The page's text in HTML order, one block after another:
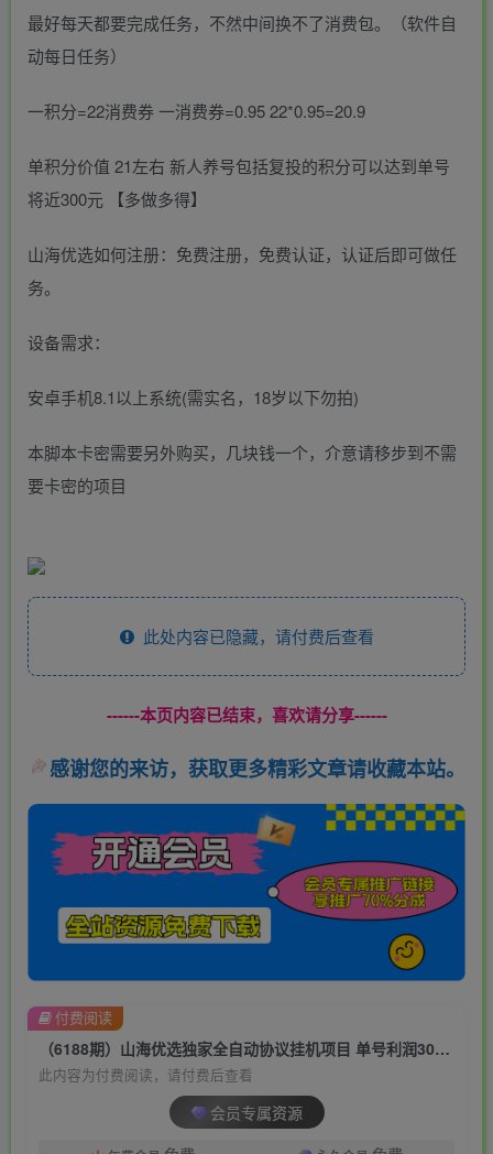
最好每天都要完成任务，不然中间换不了消费包。（软件自
动每日任务）
一积分=22消费券 一消费券=0.95 22*0.95=20.9
单积分价值 21左右 新人养号包括复投的积分可以达到单号
将近300元 【多做多得】
山海优选如何注册：免费注册，免费认证，认证后即可做任
务。
设备需求：
安卓手机8.1以上系统(需实名，18岁以下勿拍)
本脚本卡密需要另外购买，几块钱一个，介意请移步到不需
要卡密的项目
此处内容已隐藏，请付费后查看
------本页内容已结束，喜欢请分享------
感谢您的来访，获取更多精彩文章请收藏本站。
（6188期）山海优选独家全自动协议挂机项目 单号利润300+多号多撸无限做号
此内容为付费阅读，请付费后查看
会员专属资源
付费阅读